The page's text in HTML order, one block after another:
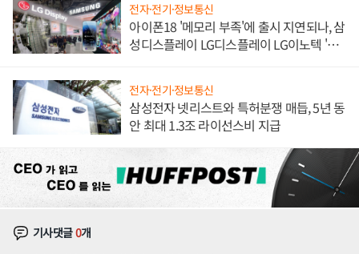
전자·전기·정보통신
아이폰18 '메모리 부족'에 출시 지연되나, 삼
성디스플레이 LG디스플레이 LG이노텍 '탈
전자·전기·정보통신
삼성전자 넷리스트와 특허분쟁 매듭, 5년 동
안 최대 1.3조 라이선스비 지급
기사댓글0개